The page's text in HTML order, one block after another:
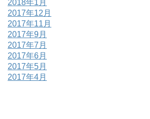
2018年1月
2017年12月
2017年11月
2017年9月
2017年7月
2017年6月
2017年5月
2017年4月